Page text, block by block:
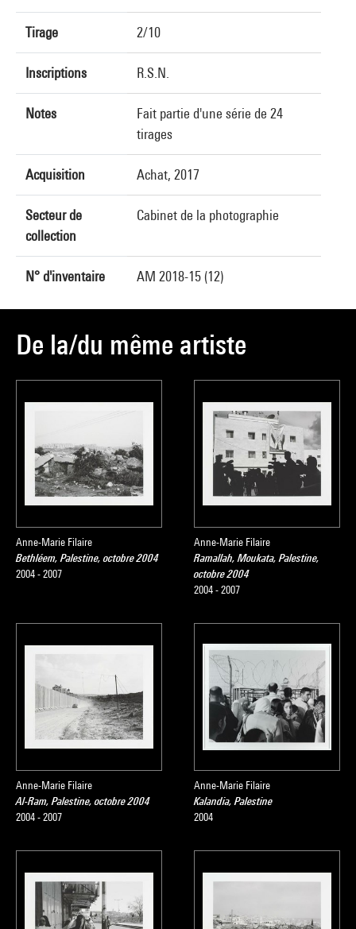
Tirage 2/10
Inscriptions R.S.N.
Notes
Fait partie d'une série de 24
tirages
Acquisition Achat, 2017
Secteur de
collection
Cabinet de la photographie
N° d'inventaire AM 2018-15 (12)
De la/du même artiste
Anne-Marie Filaire
Bethléem, Palestine, octobre 2004
2004 - 2007
Anne-Marie Filaire
Ramallah, Moukata, Palestine,
octobre 2004
2004 - 2007
Anne-Marie Filaire
Al-Ram, Palestine, octobre 2004
2004 - 2007
Anne-Marie Filaire
Kalandia, Palestine
2004